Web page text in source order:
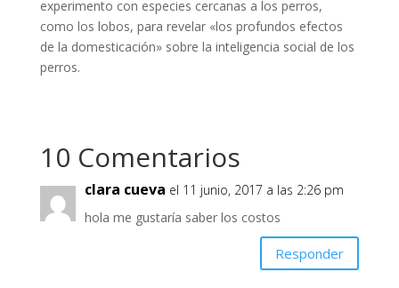
experimento con especies cercanas a los perros,
como los lobos, para revelar «los profundos efectos
de la domesticación» sobre la inteligencia social de los
perros.
10 Comentarios
clara cueva el 11 junio, 2017 a las 2:26 pm
hola me gustaría saber los costos
Responder